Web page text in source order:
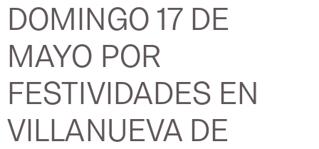
DOMINGO 17 DE
MAYO POR
FESTIVIDADES EN
VILLANUEVA DE